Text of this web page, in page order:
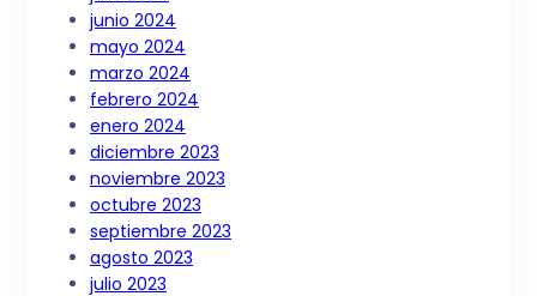
junio 2024
mayo 2024
marzo 2024
febrero 2024
enero 2024
diciembre 2023
noviembre 2023
octubre 2023
septiembre 2023
agosto 2023
julio 2023